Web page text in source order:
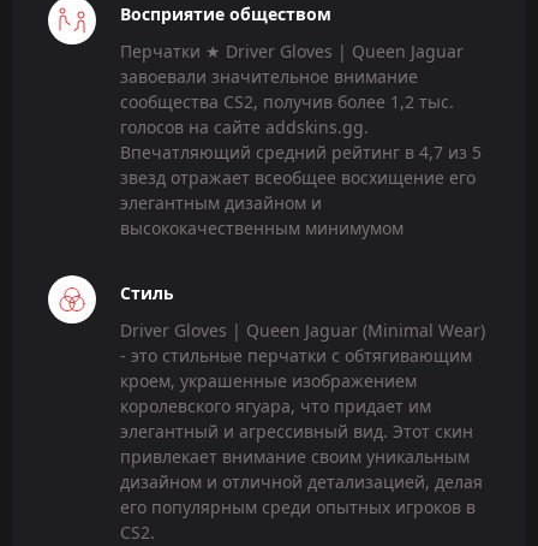
Восприятие обществом
Перчатки ★ Driver Gloves | Queen Jaguar
завоевали значительное внимание
сообщества CS2, получив более 1,2 тыс.
голосов на сайте addskins.gg.
Впечатляющий средний рейтинг в 4,7 из 5
звезд отражает всеобщее восхищение его
элегантным дизайном и
высококачественным минимумом
Стиль
Driver Gloves | Queen Jaguar (Minimal Wear)
- это стильные перчатки с обтягивающим
кроем, украшенные изображением
королевского ягуара, что придает им
элегантный и агрессивный вид. Этот скин
привлекает внимание своим уникальным
дизайном и отличной детализацией, делая
его популярным среди опытных игроков в
CS2.